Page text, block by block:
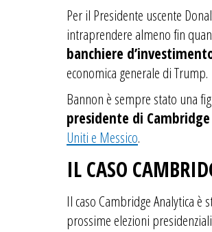
Per il Presidente uscente
intraprendere almeno fin
banchiere
economica generale di Trump.
Bannon è sempre stato una
presidente di
Uniti e Messico.
IL CASO
Il caso Cambridge Analytica
prossime elezioni